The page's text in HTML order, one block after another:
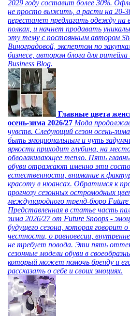
2029 году составит более 30%.
не просто выжить, а расти на 20-
перестанет предлагать одежду на
полках, и начнет продавать
эту тему с постоянным автором
Виноградовой, экспертом по
бизнесе, автором блога для
Business Blog.
Главные цвета
осень-зима 2026/27 Мода
чувств. Следующий сезон осень-
быть эмоциональным и чуть
яркости приходит глубина, на
обволакивающее тепло. Пять
обуви отражают именно эти
естественности, внимание к
красоту в нюансах. Обратимся к
прогнозу сезонных остромодных
международного тренд-бюро Future
Представленная в статье часть
зима 2026/27 от Future Snoops -
будущего сезона, которая говорит о
честности, о равновесии,
не требует повода. Эти пять
сезонные модели обуви в
который может помочь бренду и
рассказать о себе и своих эмоциях.